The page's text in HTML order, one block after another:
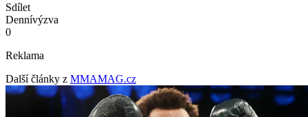
Sdílet
Dennívýzva
0
Reklama
Další články z MMAMAG.cz